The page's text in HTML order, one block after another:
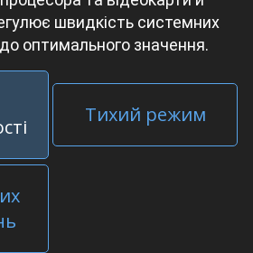
швидкість системних
оптимального значення.
Тихий режим